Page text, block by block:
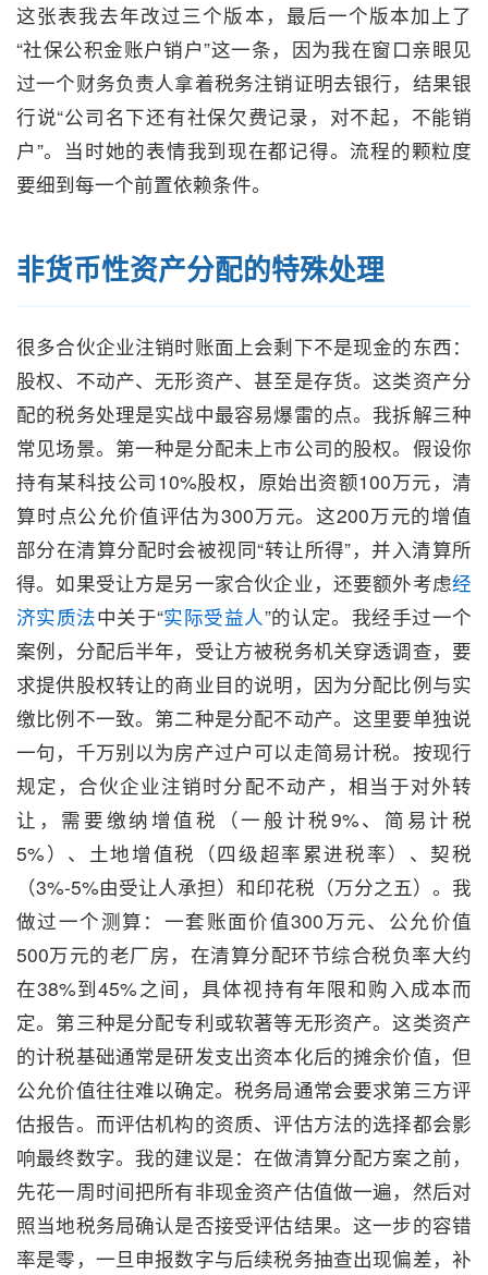
这张表我去年改过三个版本，最后一个版本加上了
“社保公积金账户销户”这一条，因为我在窗口亲眼见
过一个财务负责人拿着税务注销证明去银行，结果银
行说“公司名下还有社保欠费记录，对不起，不能销
户”。当时她的表情我到现在都记得。流程的颗粒度
要细到每一个前置依赖条件。
非货币性资产分配的特殊处理
很多合伙企业注销时账面上会剩下不是现金的东西：
股权、不动产、无形资产、甚至是存货。这类资产分
配的税务处理是实战中最容易爆雷的点。我拆解三种
常见场景。第一种是分配未上市公司的股权。假设你
持有某科技公司10%股权，原始出资额100万元，清
算时点公允价值评估为300万元。这200万元的增值
部分在清算分配时会被视同“转让所得”，并入清算所
得。如果受让方是另一家合伙企业，还要额外考虑经
济实质法中关于“实际受益人”的认定。我经手过一个
案例，分配后半年，受让方被税务机关穿透调查，要
求提供股权转让的商业目的说明，因为分配比例与实
缴比例不一致。第二种是分配不动产。这里要单独说
一句，千万别以为房产过户可以走简易计税。按现行
规定，合伙企业注销时分配不动产，相当于对外转
让，需要缴纳增值税（一般计税9%、简易计税
5%）、土地增值税（四级超率累进税率）、契税
（3%-5%由受让人承担）和印花税（万分之五）。我
做过一个测算：一套账面价值300万元、公允价值
500万元的老厂房，在清算分配环节综合税负率大约
在38%到45%之间，具体视持有年限和购入成本而
定。第三种是分配专利或软著等无形资产。这类资产
的计税基础通常是研发支出资本化后的摊余价值，但
公允价值往往难以确定。税务局通常会要求第三方评
估报告。而评估机构的资质、评估方法的选择都会影
响最终数字。我的建议是：在做清算分配方案之前，
先花一周时间把所有非现金资产估值做一遍，然后对
照当地税务局确认是否接受评估结果。这一步的容错
率是零，一旦申报数字与后续税务抽查出现偏差，补